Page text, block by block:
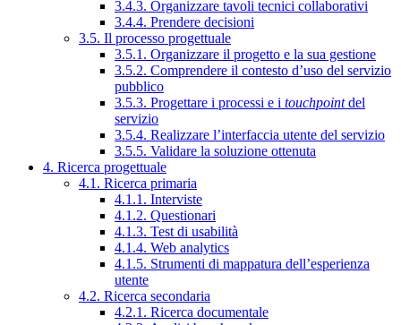
3.4.3. Organizzare tavoli tecnici collaborativi
3.4.4. Prendere decisioni
3.5. Il processo progettuale
3.5.1. Organizzare il progetto e la sua gestione
3.5.2. Comprendere il contesto d’uso del servizio
pubblico
3.5.3. Progettare i processi e i touchpointdel
servizio
3.5.4. Realizzare l’interfaccia utente del servizio
3.5.5. Validare la soluzione ottenuta
4. Ricerca progettuale
4.1. Ricerca primaria
4.1.1. Interviste
4.1.2. Questionari
4.1.3. Test di usabilità
4.1.4. Web analytics
4.1.5. Strumenti di mappatura dell’esperienza
utente
4.2. Ricerca secondaria
4.2.1. Ricerca documentale